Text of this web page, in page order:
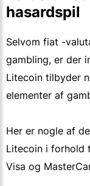
hasardspil
Selvom fiat -
gambling, er der
Litecoin tilbyder
elementer af
Her er nogle af
Litecoin i forhold
Visa og